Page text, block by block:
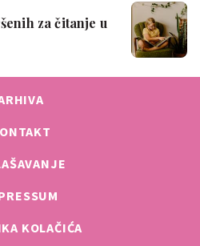
za čitanje u
KOLAČIĆA